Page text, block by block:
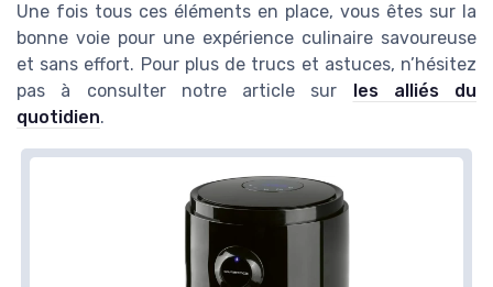
Une fois tous ces éléments en place, vous êtes sur la
bonne voie pour une expérience culinaire savoureuse
et sans effort. Pour plus de trucs et astuces, n’hésitez
pas à consulter notre article sur les alliés du
quotidien.